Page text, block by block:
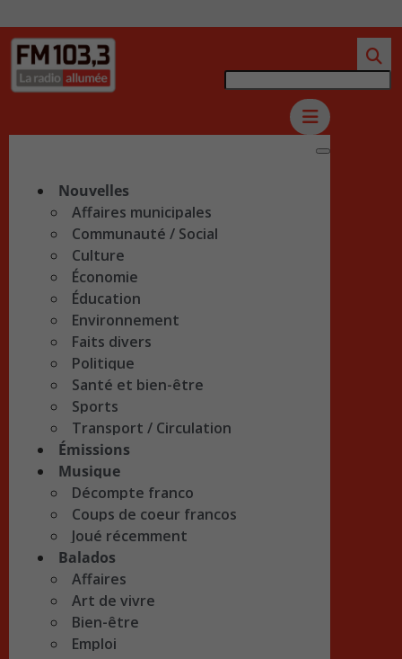
Nouvelles
Affaires municipales
Communauté / Social
Culture
Économie
Éducation
Environnement
Faits divers
Politique
Santé et bien-être
Sports
Transport / Circulation
Émissions
Musique
Décompte franco
Coups de coeur francos
Joué récemment
Balados
Affaires
Art de vivre
Bien-être
Emploi